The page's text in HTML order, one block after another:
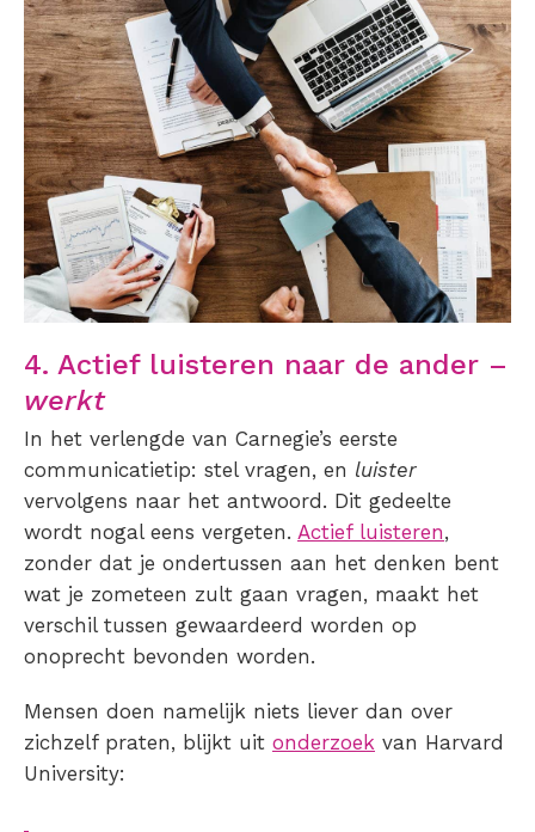
4. Actief luisteren naar de ander –
werkt
In het verlengde van Carnegie’s eerste
communicatietip: stel vragen, en luister
vervolgens naar het antwoord. Dit gedeelte
wordt nogal eens vergeten. Actief luisteren,
zonder dat je ondertussen aan het denken bent
wat je zometeen zult gaan vragen, maakt het
verschil tussen gewaardeerd worden op
onoprecht bevonden worden.
Mensen doen namelijk niets liever dan over
zichzelf praten, blijkt uit onderzoek van Harvard
University: